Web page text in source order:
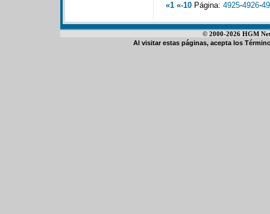
«1 «-10 Página: 4925-4926-
© 2000-2026 HGM
Al visitar estas páginas, acepta los